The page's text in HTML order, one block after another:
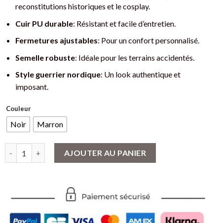
reconstitutions historiques et le cosplay.
Cuir PU durable: Résistant et facile d’entretien.
Fermetures ajustables: Pour un confort personnalisé.
Semelle robuste: Idéale pour les terrains accidentés.
Style guerrier nordique: Un look authentique et
imposant.
Couleur
Noir Marron
AJOUTER AU PANIER